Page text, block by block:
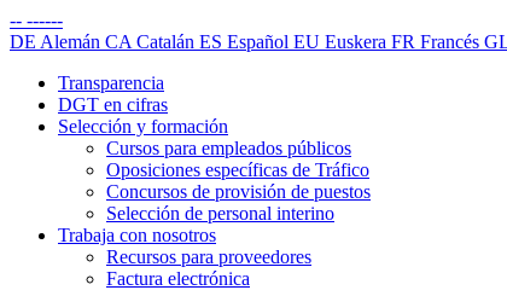
-- ------
DE Alemán CA Catalán ES Español EU Euskera FR Francés
Transparencia
DGT en cifras
Selección y formación
Cursos para empleados públicos
Oposiciones específicas de Tráfico
Concursos de provisión de puestos
Selección de personal interino
Trabaja con nosotros
Recursos para proveedores
Factura electrónica